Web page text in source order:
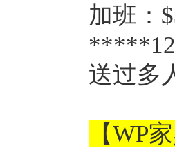
加班：
送过多
【WP